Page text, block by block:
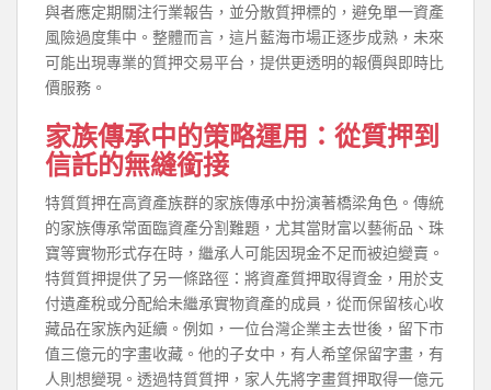
與者應定期關注行業報告，並分散質押標的，避免單一資產
風險過度集中。整體而言，這片藍海市場正逐步成熟，未來
可能出現專業的質押交易平台，提供更透明的報價與即時比
價服務。
家族傳承中的策略運用：從質押到
信託的無縫銜接
特質質押在高資產族群的家族傳承中扮演著橋梁角色。傳統
的家族傳承常面臨資產分割難題，尤其當財富以藝術品、珠
寶等實物形式存在時，繼承人可能因現金不足而被迫變賣。
特質質押提供了另一條路徑：將資產質押取得資金，用於支
付遺產稅或分配給未繼承實物資產的成員，從而保留核心收
藏品在家族內延續。例如，一位台灣企業主去世後，留下市
值三億元的字畫收藏。他的子女中，有人希望保留字畫，有
人則想變現。透過特質質押，家人先將字畫質押取得一億元